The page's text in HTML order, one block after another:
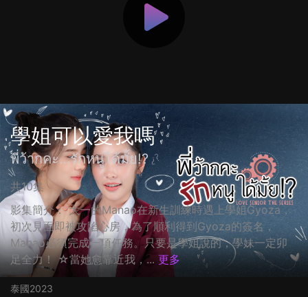
學姐可以愛我嗎
พี่ว้ากคะ…รักหนูได้มั้ย!?
共10集
影集簡介： 大一的Manao在新生訓練時遇上學姐Gyoza，
初次見面即被攻陷心房，為了順利得到Gyoza的簽名，
Manao必須完成一項任務。只要是學姐說的，學妹一定卯
足全力！ ☆當她愈靠近我，... 更多
泰國2023